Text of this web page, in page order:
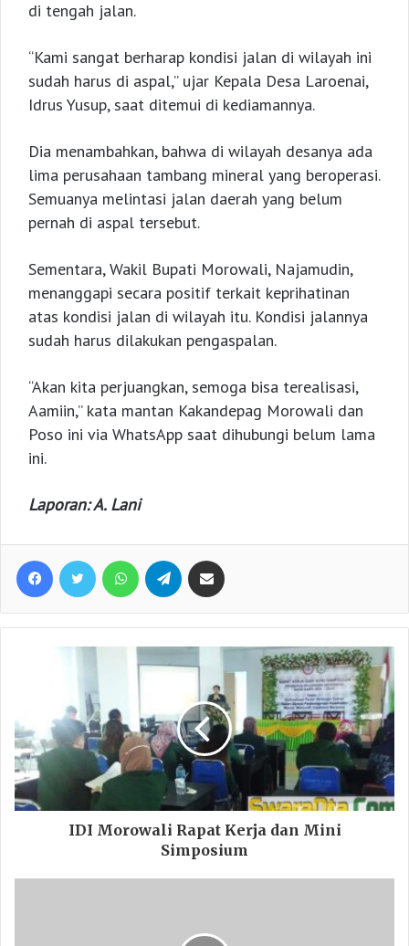
di tengah jalan.
“Kami sangat berharap kondisi jalan di wilayah ini
sudah harus di aspal,” ujar Kepala Desa Laroenai,
Idrus Yusup, saat ditemui di kediamannya.
Dia menambahkan, bahwa di wilayah desanya ada
lima perusahaan tambang mineral yang beroperasi.
Semuanya melintasi jalan daerah yang belum
pernah di aspal tersebut.
Sementara, Wakil Bupati Morowali, Najamudin,
menanggapi secara positif terkait keprihatinan
atas kondisi jalan di wilayah itu. Kondisi jalannya
sudah harus dilakukan pengaspalan.
“Akan kita perjuangkan, semoga bisa terealisasi,
Aamiin,” kata mantan Kakandepag Morowali dan
Poso ini via WhatsApp saat dihubungi belum lama
ini.
Laporan: A. Lani
Facebook Twitter WhatsApp Telegram
IDI Morowali Rapat Kerja dan Mini
Simposium